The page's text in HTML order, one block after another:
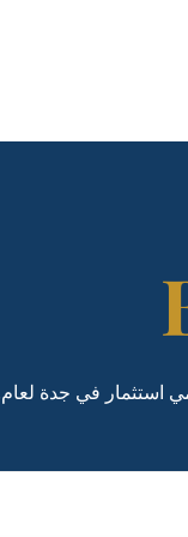
استثمار في جدة